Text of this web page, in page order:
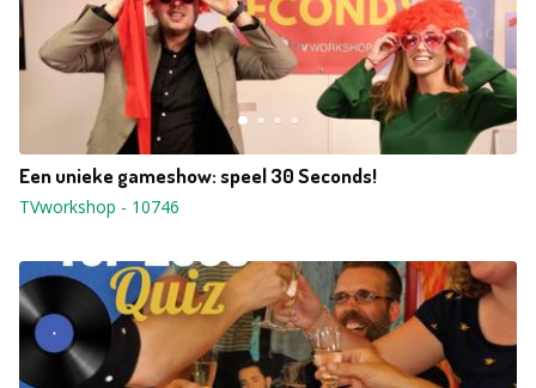
Een unieke gameshow: speel 30 Seconds!
TVworkshop - 10746